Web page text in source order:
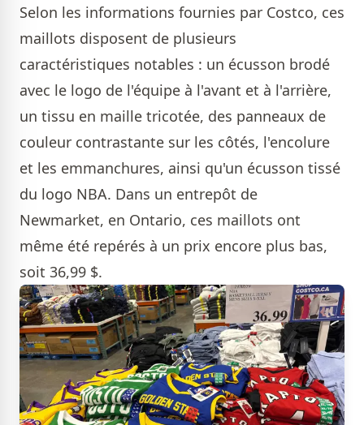
Selon les informations fournies par Costco, ces
maillots disposent de plusieurs
caractéristiques notables : un écusson brodé
avec le logo de l'équipe à l'avant et à l'arrière,
un tissu en maille tricotée, des panneaux de
couleur contrastante sur les côtés, l'encolure
et les emmanchures, ainsi qu'un écusson tissé
du logo NBA. Dans un entrepôt de
Newmarket, en Ontario, ces maillots ont
même été repérés à un prix encore plus bas,
soit 36,99 $.